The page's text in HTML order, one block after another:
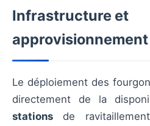
Infrastructure et
Le déploiement des
directement de la
stations de